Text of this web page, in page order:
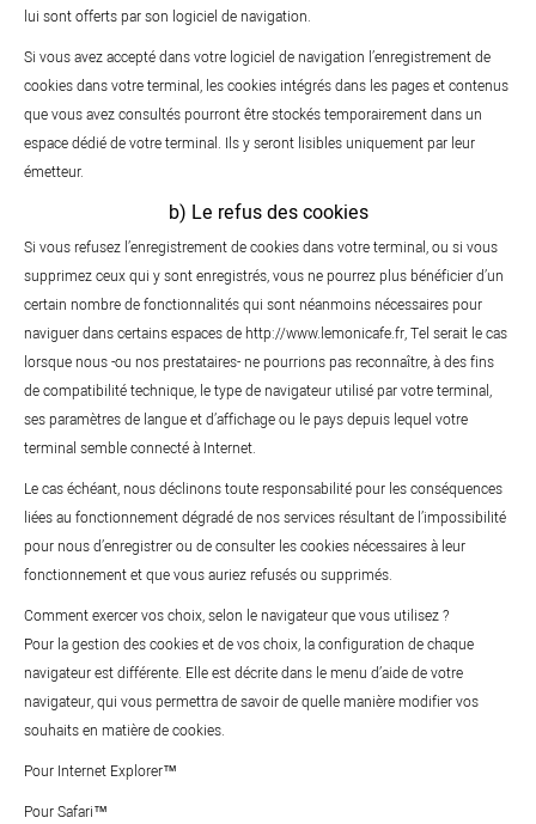
lui sont offerts par son logiciel de navigation.
Si vous avez accepté dans votre logiciel de navigation l’enregistrement de
cookies dans votre terminal, les cookies intégrés dans les pages et contenus
que vous avez consultés pourront être stockés temporairement dans un
espace dédié de votre terminal. Ils y seront lisibles uniquement par leur
émetteur.
b) Le refus des cookies
Si vous refusez l’enregistrement de cookies dans votre terminal, ou si vous
supprimez ceux qui y sont enregistrés, vous ne pourrez plus bénéficier d’un
certain nombre de fonctionnalités qui sont néanmoins nécessaires pour
naviguer dans certains espaces de http://www.lemonicafe.fr, Tel serait le cas
lorsque nous -ou nos prestataires- ne pourrions pas reconnaître, à des fins
de compatibilité technique, le type de navigateur utilisé par votre terminal,
ses paramètres de langue et d’affichage ou le pays depuis lequel votre
terminal semble connecté à Internet.
Le cas échéant, nous déclinons toute responsabilité pour les conséquences
liées au fonctionnement dégradé de nos services résultant de l’impossibilité
pour nous d’enregistrer ou de consulter les cookies nécessaires à leur
fonctionnement et que vous auriez refusés ou supprimés.
Comment exercer vos choix, selon le navigateur que vous utilisez ?
Pour la gestion des cookies et de vos choix, la configuration de chaque
navigateur est différente. Elle est décrite dans le menu d’aide de votre
navigateur, qui vous permettra de savoir de quelle manière modifier vos
souhaits en matière de cookies.
Pour Internet Explorer™
Pour Safari™